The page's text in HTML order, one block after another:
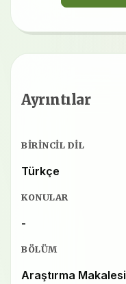
Ayrıntılar
BIRINCIL DIL
Türkçe
KONULAR
-
BÖLÜM
Araştırma Makalesi